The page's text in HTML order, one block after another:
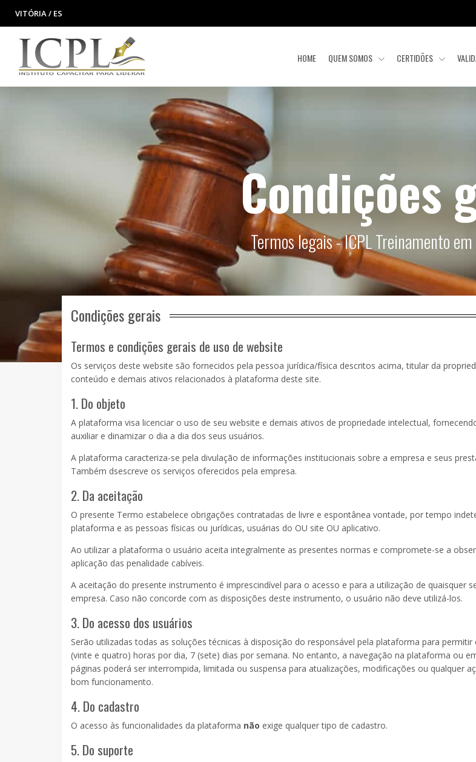
VITÓRIA / ES
HOME QUEM SOMOS CERTIDÕES
Condições
Termos legais - ICPL Treinamento
Condições gerais
Termos e condições gerais de uso de website
Os serviços deste website são fornecidos pela pessoa jurídica/física descritos acima, titular da
conteúdo e demais ativos relacionados à plataforma deste site.
1. Do objeto
A plataforma visa licenciar o uso de seu website e demais ativos de propriedade intelectual,
auxiliar e dinamizar o dia a dia dos seus usuários.
A plataforma caracteriza-se pela divulação de informações institucionais sobre a empresa e seus
Também dsescreve os serviços oferecidos pela empresa.
2. Da aceitação
O presente Termo estabelece obrigações contratadas de livre e espontânea vontade, por tempo
plataforma e as pessoas físicas ou jurídicas, usuárias do OU site OU aplicativo.
Ao utilizar a plataforma o usuário aceita integralmente as presentes normas e compromete-se a
aplicação das penalidade cabíveis.
A aceitação do presente instrumento é imprescindível para o acesso e para a utilização de quaisquer
empresa. Caso não concorde com as disposições deste instrumento, o usuário não deve utilizá-los.
3. Do acesso dos usuários
Serão utilizadas todas as soluções técnicas à disposição do responsável pela plataforma para
(vinte e quatro) horas por dia, 7 (sete) dias por semana. No entanto, a navegação na plataforma ou
páginas poderá ser interrompida, limitada ou suspensa para atualizações, modificações ou qualquer
bom funcionamento.
4. Do cadastro
O acesso às funcionalidades da plataforma não exige qualquer tipo de cadastro.
5. Do suporte